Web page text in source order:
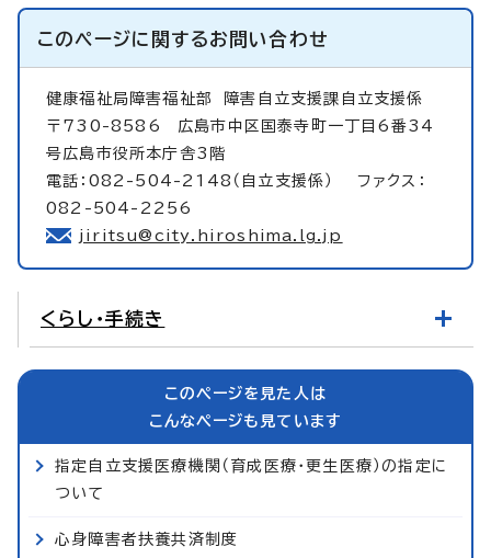
このページに関するお問い合わせ
健康福祉局障害福祉部
障害自立支援課自立支援係
〒730-8586 広島市中区国泰寺町一丁目6番34
号広島市役所本庁舎3階
電話：082-504-2148（自立支援係） ファクス：
082-504-2256
jiritsu@city.hiroshima.lg.jp
くらし・手続き
このページを見た人は
こんなページも見ています
指定自立支援医療機関（育成医療・更生医療）の指定に
ついて
心身障害者扶養共済制度